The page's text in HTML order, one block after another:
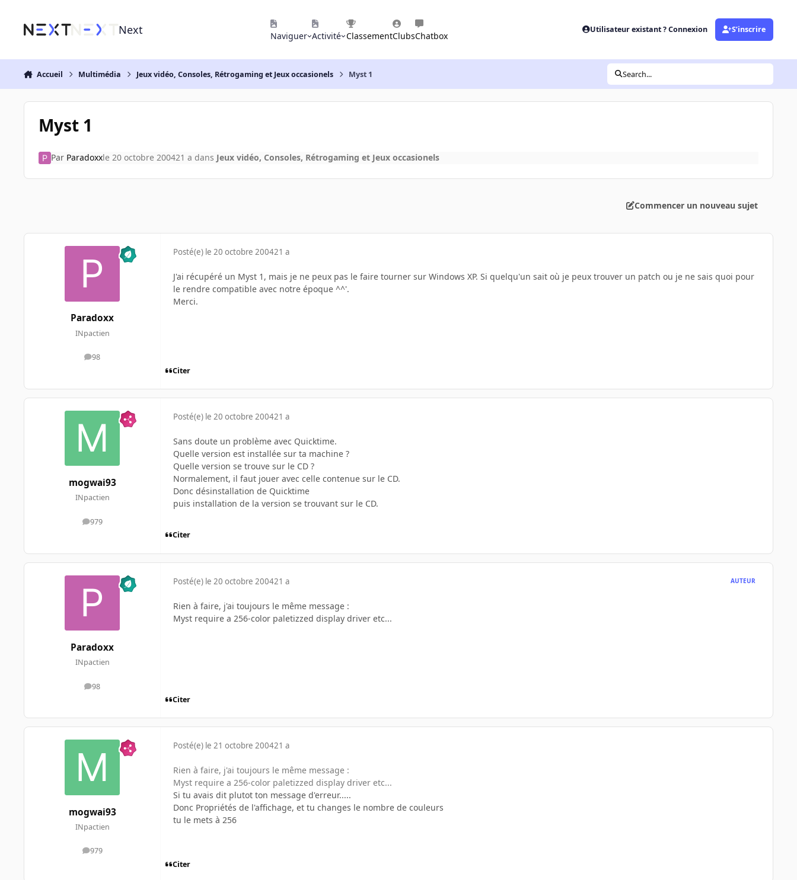
Next Naviguer Activité ClassementClubsChatbox
Utilisateur existant ? Connexion S’inscrire
Accueil Multimédia Jeux vidéo, Consoles, Rétrogaming et Jeux occasionels Myst 1 Search...
Myst 1
Par Paradoxxle 20 octobre 200421 a dans Jeux vidéo, Consoles, Rétrogaming et Jeux occasionels
Commencer un nouveau sujet
Paradoxx
INpactien
98
messages
Posté(e) le 20 octobre 200421 a
J'ai récupéré un Myst 1, mais je ne peux pas le faire tourner sur Windows XP. Si quelqu'un sait où je peux trouver un patch ou je ne sais quoi pour
le rendre compatible avec notre époque ^^'.
Merci.
Citer
mogwai93
INpactien
979
messages
Posté(e) le 20 octobre 200421 a
Sans doute un problème avec Quicktime.
Quelle version est installée sur ta machine ?
Quelle version se trouve sur le CD ?
Normalement, il faut jouer avec celle contenue sur le CD.
Donc désinstallation de Quicktime
puis installation de la version se trouvant sur le CD.
Citer
Paradoxx
INpactien
98
messages
Posté(e) le 20 octobre 200421 a AUTEUR
Rien à faire, j'ai toujours le même message :
Myst require a 256-color paletizzed display driver etc...
Citer
mogwai93
INpactien
979
messages
Posté(e) le 21 octobre 200421 a
Rien à faire, j'ai toujours le même message :
Myst require a 256-color paletizzed display driver etc...
Si tu avais dit plutot ton message d'erreur.....
Donc Propriétés de l'affichage, et tu changes le nombre de couleurs
tu le mets à 256
Citer